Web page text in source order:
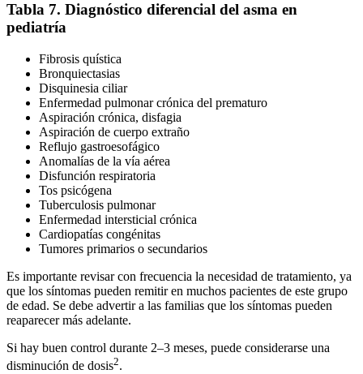
Tabla 7. Diagnóstico diferencial del asma en
pediatría
Fibrosis quística
Bronquiectasias
Disquinesia ciliar
Enfermedad pulmonar crónica del prematuro
Aspiración crónica, disfagia
Aspiración de cuerpo extraño
Reflujo gastroesofágico
Anomalías de la vía aérea
Disfunción respiratoria
Tos psicógena
Tuberculosis pulmonar
Enfermedad intersticial crónica
Cardiopatías congénitas
Tumores primarios o secundarios
Es importante revisar con frecuencia la necesidad de tratamiento, ya
que los síntomas pueden remitir en muchos pacientes de este grupo
de edad. Se debe advertir a las familias que los síntomas pueden
reaparecer más adelante.
Si hay buen control durante 2–3 meses, puede considerarse una
disminución de dosis2.